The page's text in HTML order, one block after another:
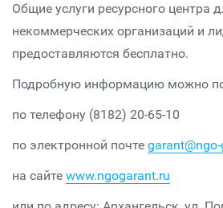
Общие услуги ресурсного центра
некоммерческих организаций и
предоставляются бесплатно.
Подробную информацию можно
по телефону (8182) 20-65-10
по электронной почте
на сайте www.ngogarant.ru